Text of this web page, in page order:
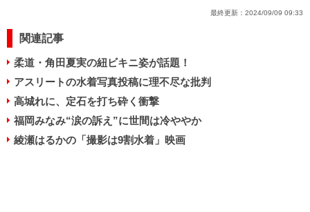
最終更新： 2024/09/09 09:33
関連記事
柔道・角田夏実の紐ビキニ姿が話題！
アスリートの水着写真投稿に理不尽な批判
高城れに、定石を打ち砕く衝撃
福岡みなみ“涙の訴え”に世間は冷ややか
綾瀬はるかの「撮影は9割水着」映画